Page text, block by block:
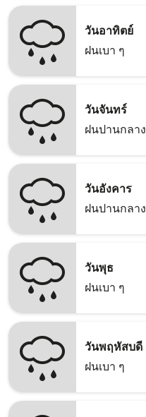
วันอาทิตย์
ฝนเบา ๆ
วันจันทร์
ฝนปานกลาง
วันอังคาร
ฝนปานกลาง
วันพุธ
ฝนเบา ๆ
วันพฤหัสบดี
ฝนเบา ๆ